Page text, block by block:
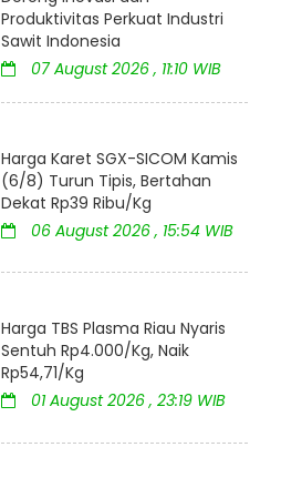
Produktivitas Perkuat Industri
Sawit Indonesia
07 August 2026 , 11:10 WIB
Harga Karet SGX-SICOM Kamis
(6/8) Turun Tipis, Bertahan
Dekat Rp39 Ribu/Kg
06 August 2026 , 15:54 WIB
Harga TBS Plasma Riau Nyaris
Sentuh Rp4.000/Kg, Naik
Rp54,71/Kg
01 August 2026 , 23:19 WIB